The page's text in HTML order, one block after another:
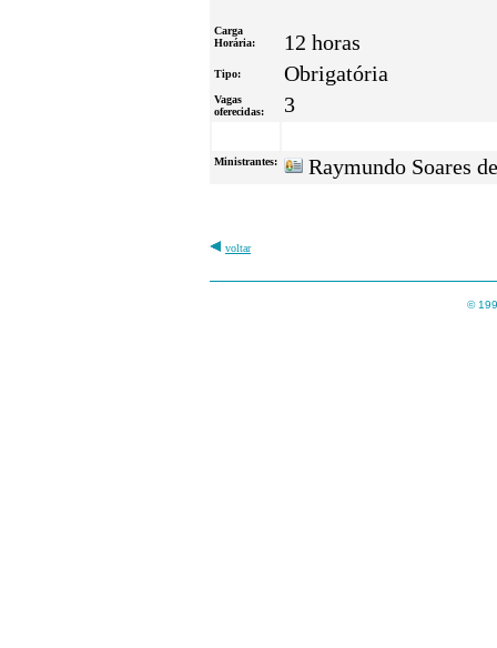
Carga
Horária:
12 horas
Tipo: Obrigatória
Vagas
oferecidas:
3
Ministrantes: Raymundo Soares
voltar
©